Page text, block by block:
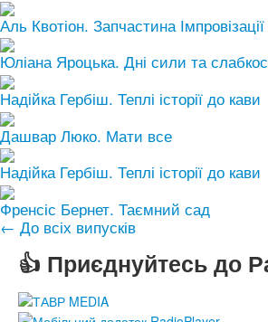
Аль Квотіон. Запчастина Імпровізації
Юліана Яроцька. Дні сили та
Надійка Гербіш. Теплі історії до кави
Дашвар Люко. Мати все
Надійка Гербіш. Теплі історії до кави
Френсіс Бернет. Таємний сад
← До всіх випусків
👍 Приєднуйтесь до